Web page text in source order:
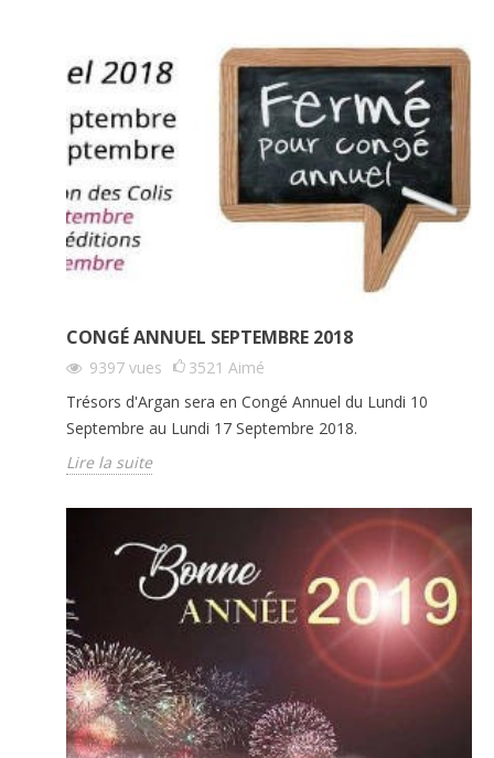
CONGÉ ANNUEL SEPTEMBRE 2018
9397 vues 3521 Aimé
Trésors d'Argan sera en Congé Annuel du Lundi 10
Septembre au Lundi 17 Septembre 2018.
Lire la suite